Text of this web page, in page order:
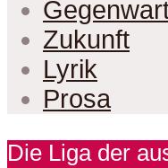
Zukunft
Lyrik
Prosa
Die Liga der